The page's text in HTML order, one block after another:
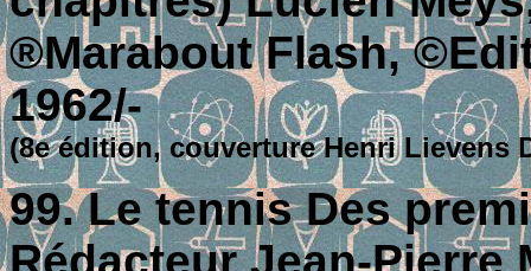
®Marabout Flash,
1962/-
(8e édition, couverture Henri Lievens
99. Le tennis Des